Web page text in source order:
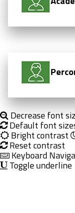
Decrease font
Default font
Bright contrast
Reset contrast
Keyboard
Toggle underline